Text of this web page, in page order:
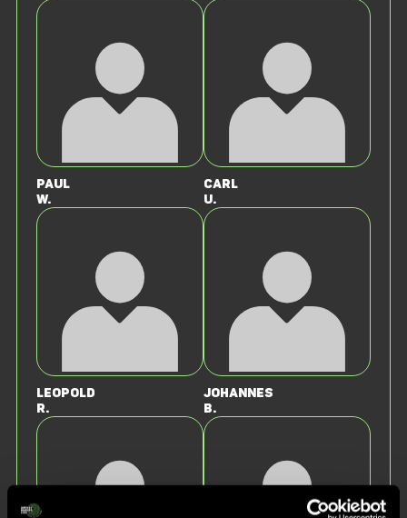
Paul
W.
Carl
U.
Leopold
R.
Johannes
B.